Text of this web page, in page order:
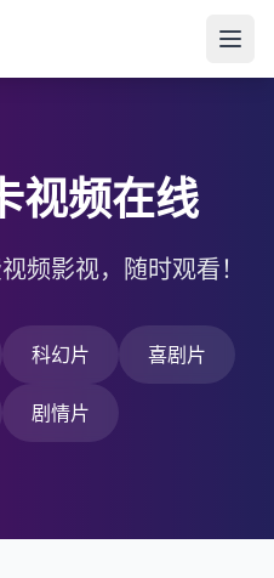
视频在线
频影视，随时观看！
科幻片 喜剧片
剧情片